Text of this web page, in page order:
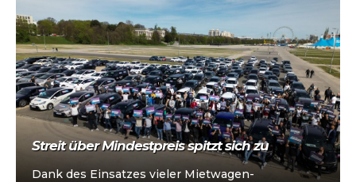
Streit über Mindestpreis spitzt sich zu
Dank des Einsatzes vieler Mietwagen-